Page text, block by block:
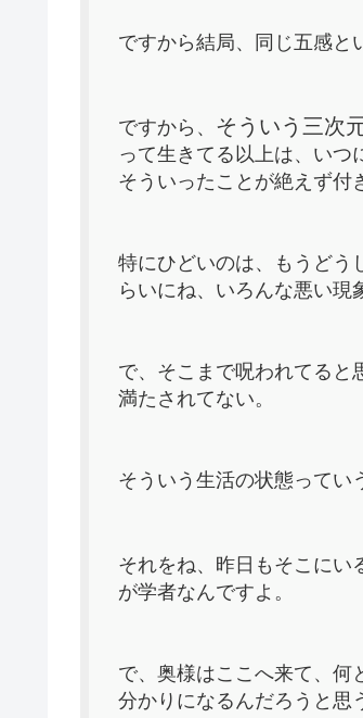
ですから結局、同じ五感と
ですから、 そういう三次
って生きてる以上は、いつ
そういったことが絶えず付
特にひどいのは、もうどう
らいにね、いろんな悪い現
で、そこまで呪われてると
満たされてない。
そういう生活の状態ってい
それをね、昨日もそこにい
が学者なんですよ。
で、奥様はここへ来て、何
分かりになるんだろうと思